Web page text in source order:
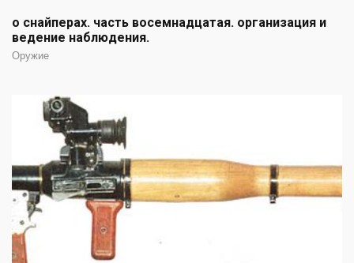
о снайперах. часть восемнадцатая. организация и
ведение наблюдения.
Оружие